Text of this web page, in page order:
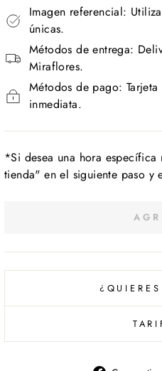
Imagen referencial:
únicas.
Métodos de entrega:
Miraflores.
Métodos de pago:
inmediata.
*Si desea una hora
tienda" en el siguiente paso y